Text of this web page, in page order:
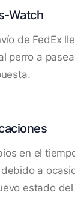
Watch
de FedEx
perro a
en el
debido a
estado